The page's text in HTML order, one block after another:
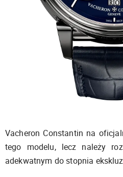
Vacheron Constantin na
tego modelu, lecz należy
adekwatnym do stopnia